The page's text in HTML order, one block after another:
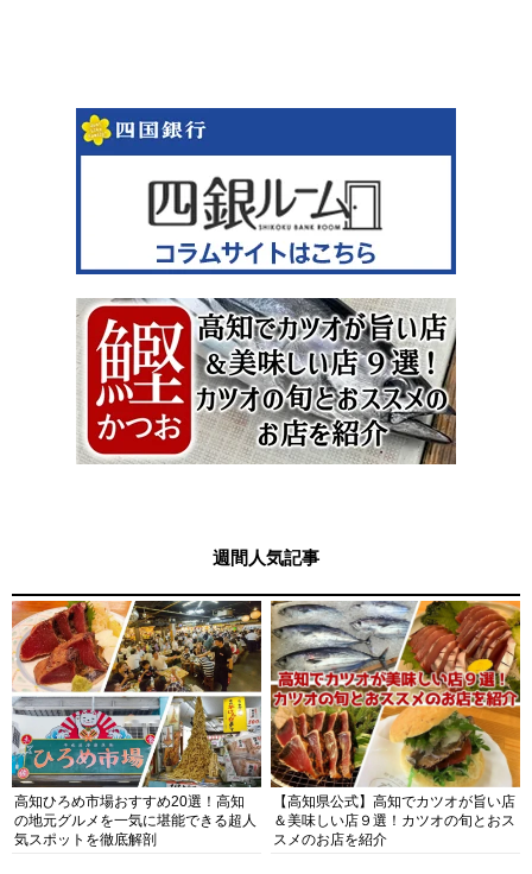
週間人気記事
高知ひろめ市場おすすめ20選！高知
の地元グルメを一気に堪能できる超人
気スポットを徹底解剖
【高知県公式】高知でカツオが旨い店
＆美味しい店９選！カツオの旬とおス
スメのお店を紹介